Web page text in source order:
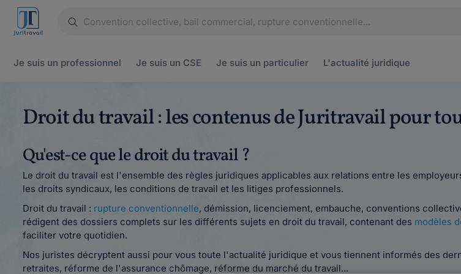
Je suis un professionnel Je suis un CSE Je suis un particulier L'actualité juridique
Droit du travail : les contenus de Juritravail pour
Qu'est-ce que le droit du travail ?
Le droit du travail est l'ensemble des règles juridiques applicables aux relations entre les
les droits syndicaux, les conditions de travail et les litiges professionnels.
Droit du travail : rupture conventionnelle, démission, licenciement, embauche, conventions
rédigent des dossiers complets sur les différents sujets en droit du travail, contenant des modèles
faciliter votre quotidien.
Nos juristes décryptent aussi pour vous toute l'actualité juridique et vous tiennent informés des
retraites, réforme de l'assurance chômage, réforme du marché du travail...